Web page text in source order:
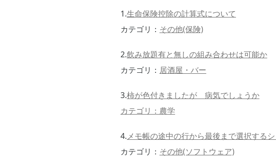
1.生命保険控除の計算式について
カテゴリ： その他(保険)
2.飲み放題有と無しの組み合わせは可能か
カテゴリ： 居酒屋・バー
3.柿が色付きましたが 病気でしょうか
カテゴリ： 農学
4.メモ帳の途中の行から最後まで選択する
カテゴリ： その他(ソフトウェア)